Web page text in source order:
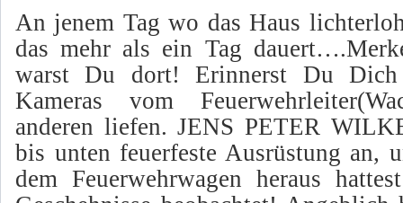
An jenem Tag wo das Haus
das mehr als ein Tag
warst Du dort! Erinnerst Du
Kameras vom
anderen liefen. JENS PETER
bis unten feuerfeste Ausrüstung an,
dem Feuerwehrwagen heraus